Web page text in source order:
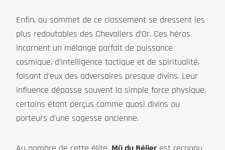
Enfin, au sommet de ce classement se dressent les
plus redoutables des Chevaliers d’Or. Ces héros
incarnent un mélange parfait de puissance
cosmique, d’intelligence tactique et de spiritualité,
faisant d’eux des adversaires presque divins. Leur
influence dépasse souvent la simple force physique,
certains étant perçus comme quasi divins ou
porteurs d’une sagesse ancienne.